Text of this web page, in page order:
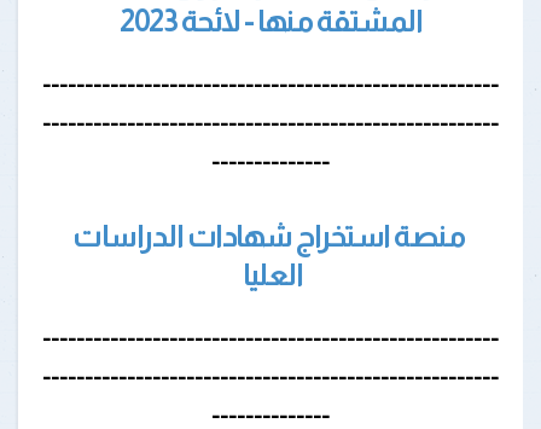
المشتقة منها - لائحة 2023
------------------------------------------------------
------------------------------------------------------
--------------
منصة استخراج شهادات الدراسات
العليا
------------------------------------------------------
------------------------------------------------------
--------------